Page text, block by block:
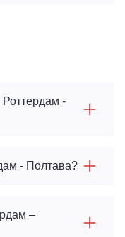
Роттердам -
- Полтава?
–